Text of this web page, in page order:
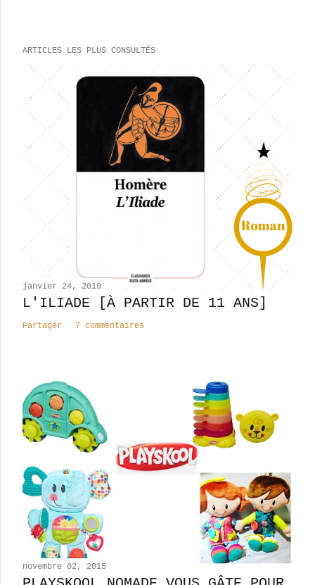
g
t
r
c
m
n
t
i
ARTICLES LES PLUS CONSULTÉS
janvier 24, 2019
L'ILIADE [À PARTIR DE 11 ANS]
Partager 7 commentaires
novembre 02, 2015